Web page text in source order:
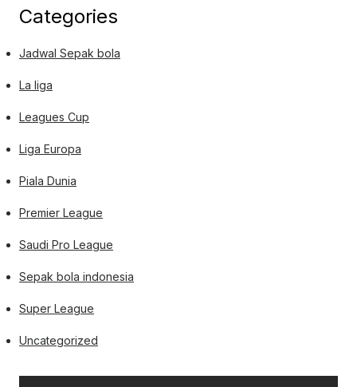
Categories
Jadwal Sepak bola
La liga
Leagues Cup
Liga Europa
Piala Dunia
Premier League
Saudi Pro League
Sepak bola indonesia
Super League
Uncategorized